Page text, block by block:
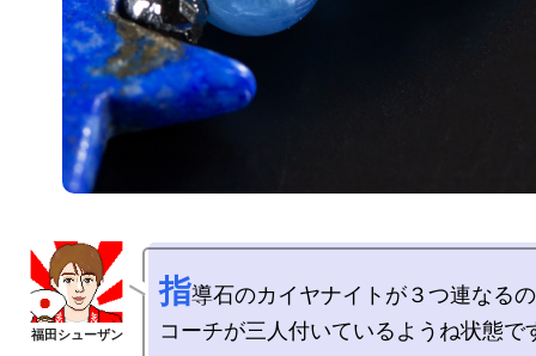
指導石のカイヤナイトが３つ連なる
コーチが三人付いているようね状態で